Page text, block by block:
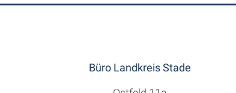
Büro Landkreis Stade